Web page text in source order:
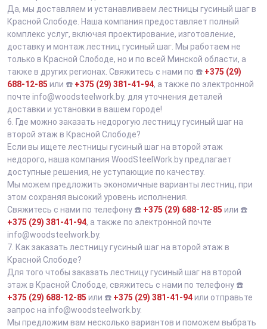
Да, мы доставляем и устанавливаем лестницы гусиный шаг в
Красной Слободе. Наша компания предоставляет полный
комплекс услуг, включая проектирование, изготовление,
доставку и монтаж лестниц гусиный шаг. Мы работаем не
только в Красной Слободе, но и по всей Минской области, а
также в других регионах. Свяжитесь с нами по ☎️ +375 (29)
688-12-85 или ☎️ +375 (29) 381-41-94, а также по электронной
почте info@woodsteelwork.by. для уточнения деталей
доставки и установки в вашем городе!
6. Где можно заказать недорогую лестницу гусиный шаг на
второй этаж в Красной Слободе?
Если вы ищете лестницы гусиный шаг на второй этаж
недорого, наша компания WoodSteelWork.by предлагает
доступные решения, не уступающие по качеству.
Мы можем предложить экономичные варианты лестниц, при
этом сохраняя высокий уровень исполнения.
Свяжитесь с нами по телефону ☎️ +375 (29) 688-12-85 или ☎️
+375 (29) 381-41-94, а также по электронной почте
info@woodsteelwork.by.
7. Как заказать лестницу гусиный шаг на второй этаж в
Красной Слободе?
Для того чтобы заказать лестницу гусиный шаг на второй
этаж в Красной Слободе, свяжитесь с нами по телефону ☎️
+375 (29) 688-12-85 или ☎️ +375 (29) 381-41-94или отправьте
запрос на info@woodsteelwork.by.
Мы предложим вам несколько вариантов и поможем выбрать